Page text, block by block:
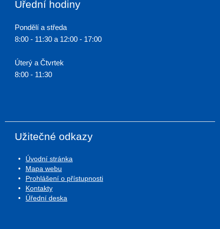
Úřední hodiny
Pondělí a středa
8:00 - 11:30 a 12:00 - 17:00
Úterý a Čtvrtek
8:00 - 11:30
Užitečné odkazy
Úvodní stránka
Mapa webu
Prohlášení o přístupnosti
Kontakty
Úřední deska